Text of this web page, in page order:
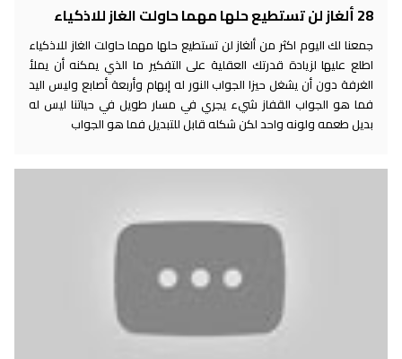
28 ألغاز لن تستطيع حلها مهما حاولت الغاز للاذكياء
جمعنا لك اليوم اكثر من ألغاز لن تستطيع حلها مهما حاولت الغاز للاذكياء
اطلع عليها لزيادة قدرتك العقلية على التفكير ما الذي يمكنه أن يملأ
الغرفة دون أن يشغل حيزا الجواب النور له إبهام وأربعة أصابع وليس اليد
فما هو الجواب القفاز شيء يجري في مسار طويل في حياتنا ليس له
بديل طعمه ولونه واحد لكن شكله قابل للتبديل فما هو الجواب